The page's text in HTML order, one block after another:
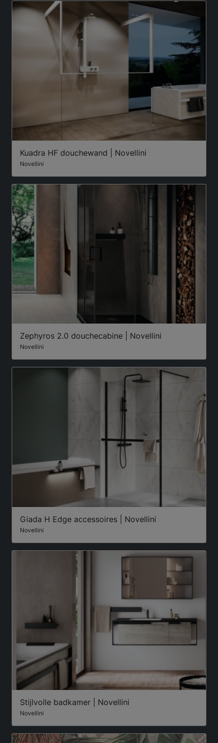
Kuadra HF douchewand | Novellini
Novellini
Zephyros 2.0 douchecabine | Novellini
Novellini
Giada H Edge accessoires | Novellini
Novellini
Stijlvolle badkamer | Novellini
Novellini